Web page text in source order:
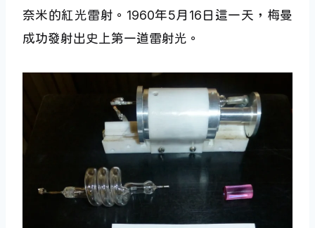
奈米的紅光雷射。1960年5月16日這一天，梅曼
成功發射出史上第一道雷射光。